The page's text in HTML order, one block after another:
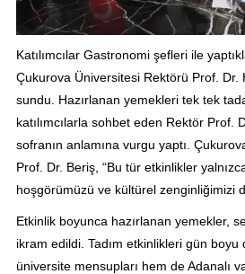
Katılımcılar Gastronomi şefleri ile
Çukurova Üniversitesi Rektörü Prof. Dr.
sundu. Hazırlanan yemekleri tek tek
katılımcılarla sohbet eden Rektör Prof.
sofranın anlamına vurgu yaptı.
Prof. Dr. Beriş, “Bu tür etkinlikler
hoşgörümüzü ve kültürel zenginliğimizi
Etkinlik boyunca hazırlanan yemekler,
ikram edildi. Tadım etkinlikleri gün
üniversite mensupları hem de Adanalı